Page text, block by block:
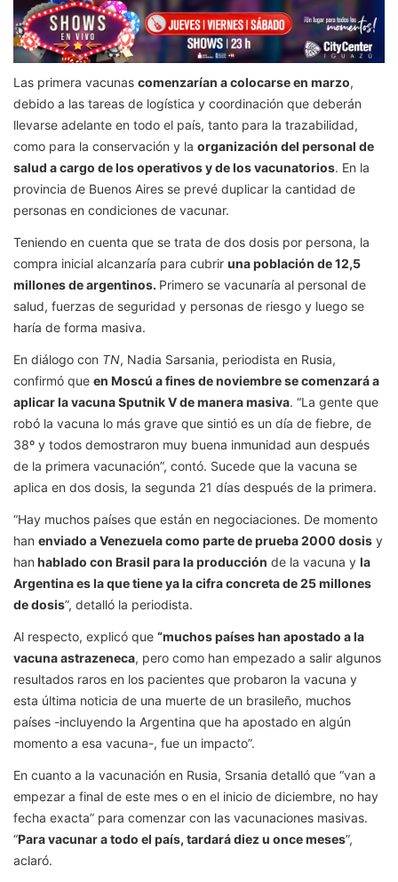
Las primera vacunas comenzarían a colocarse en marzo,
debido a las tareas de logística y coordinación que deberán
llevarse adelante en todo el país, tanto para la trazabilidad,
como para la conservación y la organización del personal de
salud a cargo de los operativos y de los vacunatorios. En la
provincia de Buenos Aires se prevé duplicar la cantidad de
personas en condiciones de vacunar.
Teniendo en cuenta que se trata de dos dosis por persona, la
compra inicial alcanzaría para cubrir una población de 12,5
millones de argentinos. Primero se vacunaría al personal de
salud, fuerzas de seguridad y personas de riesgo y luego se
haría de forma masiva.
En diálogo con TN, Nadia Sarsania, periodista en Rusia,
confirmó que en Moscú a fines de noviembre se comenzará a
aplicar la vacuna Sputnik V de manera masiva. “La gente que
robó la vacuna lo más grave que sintió es un día de fiebre, de
38º y todos demostraron muy buena inmunidad aun después
de la primera vacunación”, contó. Sucede que la vacuna se
aplica en dos dosis, la segunda 21 días después de la primera.
“Hay muchos países que están en negociaciones. De momento
han enviado a Venezuela como parte de prueba 2000 dosis y
han hablado con Brasil para la producción de la vacuna y la
Argentina es la que tiene ya la cifra concreta de 25 millones
de dosis”, detalló la periodista.
Al respecto, explicó que “muchos países han apostado a la
vacuna astrazeneca, pero como han empezado a salir algunos
resultados raros en los pacientes que probaron la vacuna y
esta última noticia de una muerte de un brasileño, muchos
países -incluyendo la Argentina que ha apostado en algún
momento a esa vacuna-, fue un impacto”.
En cuanto a la vacunación en Rusia, Srsania detalló que “van a
empezar a final de este mes o en el inicio de diciembre, no hay
fecha exacta” para comenzar con las vacunaciones masivas.
“Para vacunar a todo el país, tardará diez u once meses”,
aclaró.